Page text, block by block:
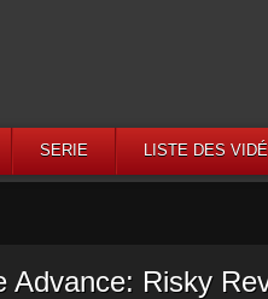
SERIE LISTE DES
Advance: Risky